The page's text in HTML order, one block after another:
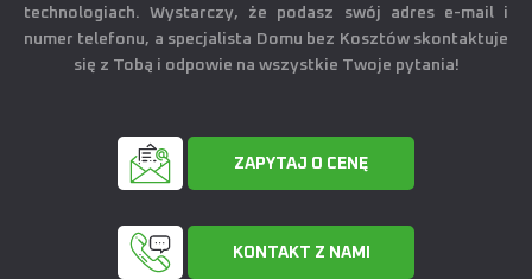
technologiach. Wystarczy, że podasz swój adres e-mail i
numer telefonu, a specjalista Domu bez Kosztów skontaktuje
się z Tobą i odpowie na wszystkie Twoje pytania!
ZAPYTAJ O CENĘ
KONTAKT Z NAMI